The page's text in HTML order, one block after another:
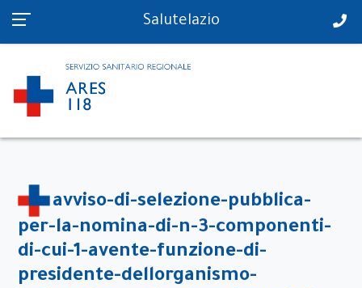
PS in tempo reale Salutelazio
avviso-di-selezione-pubblica-
per-la-nomina-di-n-3-componenti-
di-cui-1-avente-funzione-di-
presidente-dellorganismo-